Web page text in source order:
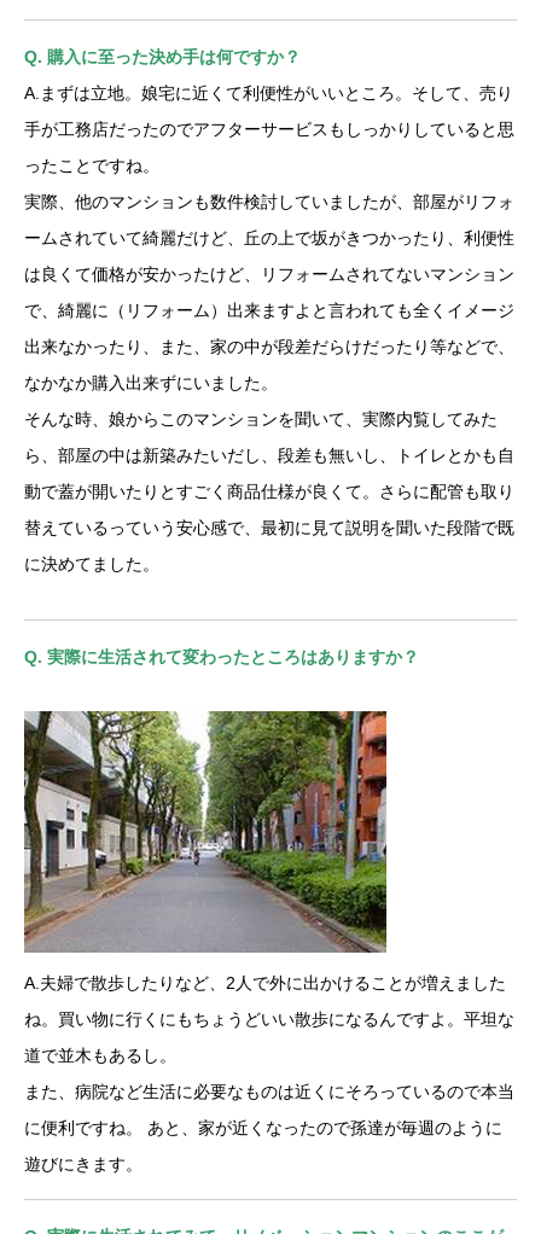
Q. 購入に至った決め手は何ですか？
A.まずは立地。娘宅に近くて利便性がいいところ。そして、売り
手が工務店だったのでアフターサービスもしっかりしていると思
ったことですね。
実際、他のマンションも数件検討していましたが、部屋がリフォ
ームされていて綺麗だけど、丘の上で坂がきつかったり、利便性
は良くて価格が安かったけど、リフォームされてないマンション
で、綺麗に（リフォーム）出来ますよと言われても全くイメージ
出来なかったり、また、家の中が段差だらけだったり等などで、
なかなか購入出来ずにいました。
そんな時、娘からこのマンションを聞いて、実際内覧してみた
ら、部屋の中は新築みたいだし、段差も無いし、トイレとかも自
動で蓋が開いたりとすごく商品仕様が良くて。さらに配管も取り
替えているっていう安心感で、最初に見て説明を聞いた段階で既
に決めてました。
Q. 実際に生活されて変わったところはありますか？
A.夫婦で散歩したりなど、2人で外に出かけることが増えました
ね。買い物に行くにもちょうどいい散歩になるんですよ。平坦な
道で並木もあるし。
また、病院など生活に必要なものは近くにそろっているので本当
に便利ですね。 あと、家が近くなったので孫達が毎週のように
遊びにきます。